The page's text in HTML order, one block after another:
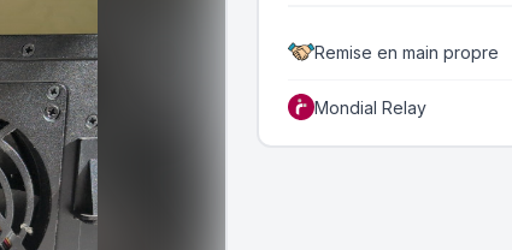
Remise en main propre
Mondial Relay